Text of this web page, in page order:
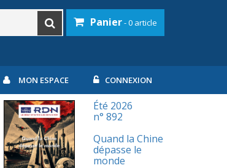
Panier- 0 article
MON ESPACE CONNEXION
Été 2026
n° 892
Quand la Chine
dépasse le
monde